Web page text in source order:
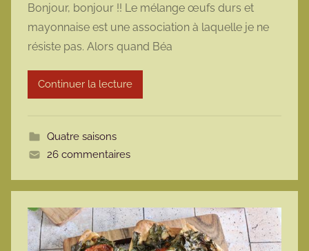
r
m
a
r
m
e
Bonjour, bonjour !! Le mélange œufs durs et
mayonnaise est une association à laquelle je ne
résiste pas. Alors quand Béa
Continuer la lecture
Quatre saisons
26 commentaires